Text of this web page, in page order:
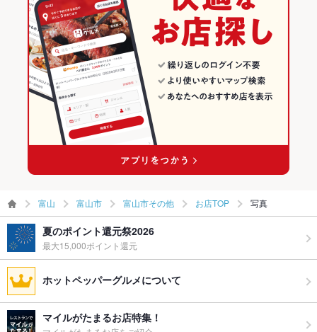
富山 × イタリアン
富山市のグルメランキング
富山市のイタリアン・フレンチランキング
富山市のイタリアンランキング
富山市その他のグルメランキング
富山市その他のイタリアン・フレンチランキング
富山市その他のイタリアンランキング
富山 富山市 富山市その他 お店TOP 写真
夏のポイント還元祭2026
最大15,000ポイント還元
ホットペッパーグルメについて
マイルがたまるお店特集！